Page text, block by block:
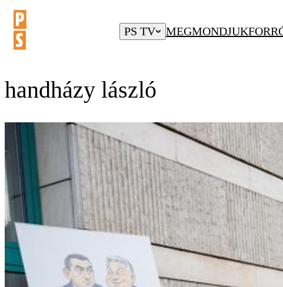
PS TV MEGMONDJUK
handházy lászló